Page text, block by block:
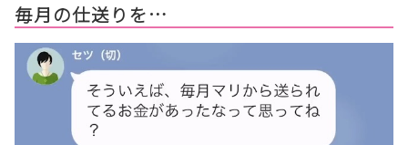
毎月の仕送りを…